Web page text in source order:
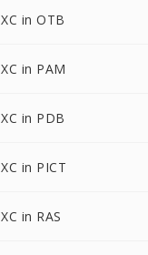
XC in OTB
XC in PAM
XC in PDB
XC in PICT
XC in RAS